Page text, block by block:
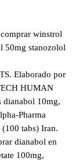
winstrol
50mg stanozolol
Elaborado por
HUMAN
dianabol 10mg,
Pharma
tabs) Iran.
dianabol en
100mg,